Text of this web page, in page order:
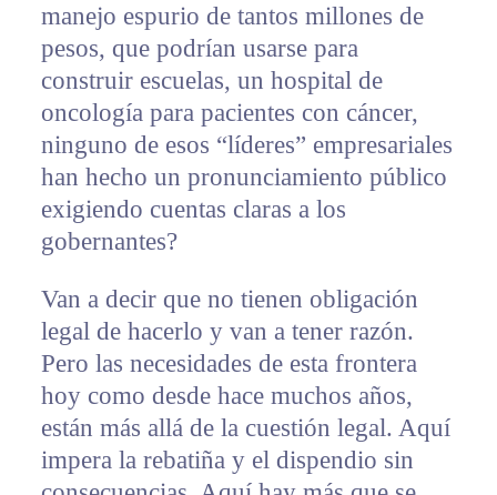
manejo espurio de tantos millones de
pesos, que podrían usarse para
construir escuelas, un hospital de
oncología para pacientes con cáncer,
ninguno de esos “líderes” empresariales
han hecho un pronunciamiento público
exigiendo cuentas claras a los
gobernantes?
Van a decir que no tienen obligación
legal de hacerlo y van a tener razón.
Pero las necesidades de esta frontera
hoy como desde hace muchos años,
están más allá de la cuestión legal. Aquí
impera la rebatiña y el dispendio sin